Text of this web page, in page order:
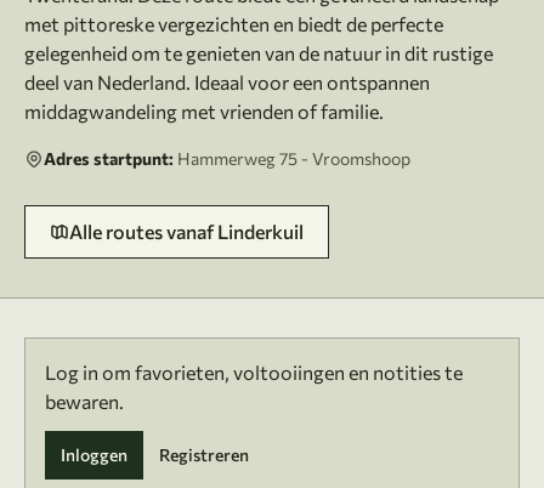
met pittoreske vergezichten en biedt de perfecte
gelegenheid om te genieten van de natuur in dit rustige
deel van Nederland. Ideaal voor een ontspannen
Adres startpunt: Hammerweg 75 - Vroomshoop
Alle routes vanaf Linderkuil
Log in om favorieten, voltooiingen en notities te
bewaren.
Inloggen Registreren